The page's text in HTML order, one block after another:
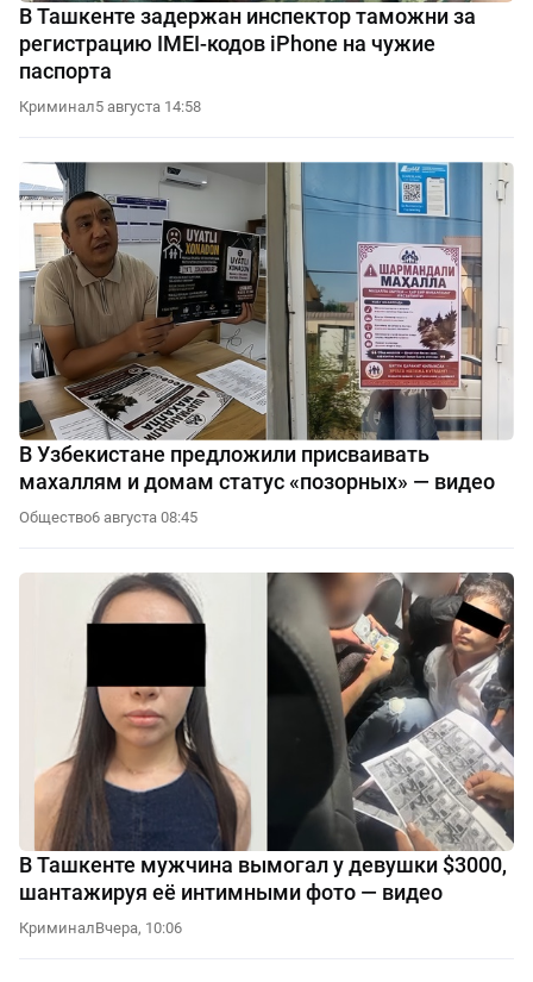
В Ташкенте задержан инспектор таможни за
регистрацию IMEI-кодов iPhone на чужие
паспорта
Криминал5 августа 14:58
В Узбекистане предложили присваивать
махаллям и домам статус «позорных» — видео
Общество6 августа 08:45
В Ташкенте мужчина вымогал у девушки $3000,
шантажируя её интимными фото — видео
КриминалВчера, 10:06